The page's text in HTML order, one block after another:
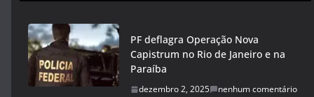
PF deflagra Operação Nova
Capistrum no Rio de Janeiro e na
Paraíba
dezembro 2, 2025 nenhum comentário